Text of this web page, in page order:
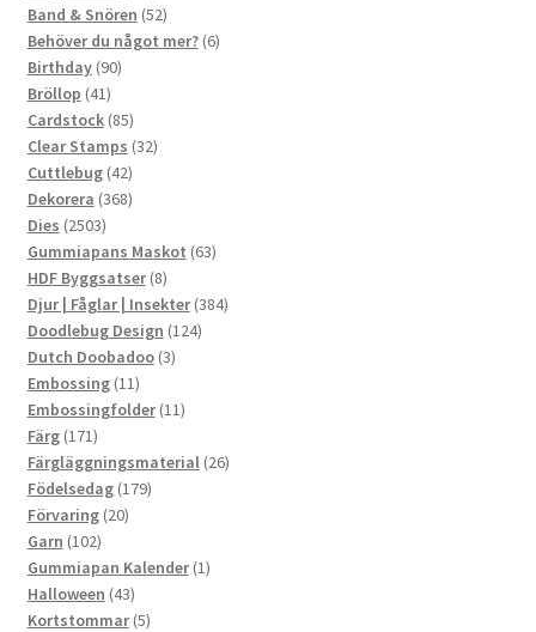
produkter
Band & Snören 5252
produkter
Behöver du något mer? 66
Birthday 9090
Bröllop 4141
produkter
Cardstock 8585
produkter
Clear Stamps 3232
Cuttlebug 4242
produkter
Dekorera 368368
Dies 25032503
produkter
Gummiapans Maskot 6363
HDF Byggsatser 88
produkter
Djur | Fåglar | Insekter 384384
Doodlebug Design 124124
Dutch Doobadoo 33
Embossing 1111
produkter
Embossingfolder 1111
Färg 171171
produkter
Färgläggningsmaterial 2626
Födelsedag 179179
Förvaring 2020
Garn 102102
produkter
Gummiapan Kalender 11
Halloween 4343
produkter
Kortstommar 55